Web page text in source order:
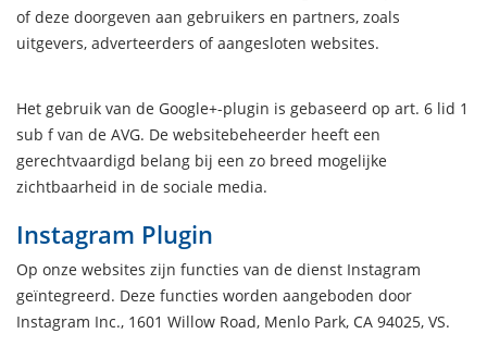
of deze doorgeven aan gebruikers en partners, zoals
uitgevers, adverteerders of aangesloten websites.
Het gebruik van de Google+-plugin is gebaseerd op art. 6 lid 1
sub f van de AVG. De websitebeheerder heeft een
gerechtvaardigd belang bij een zo breed mogelijke
zichtbaarheid in de sociale media.
Instagram Plugin
Op onze websites zijn functies van de dienst Instagram
geïntegreerd. Deze functies worden aangeboden door
Instagram Inc., 1601 Willow Road, Menlo Park, CA 94025, VS.